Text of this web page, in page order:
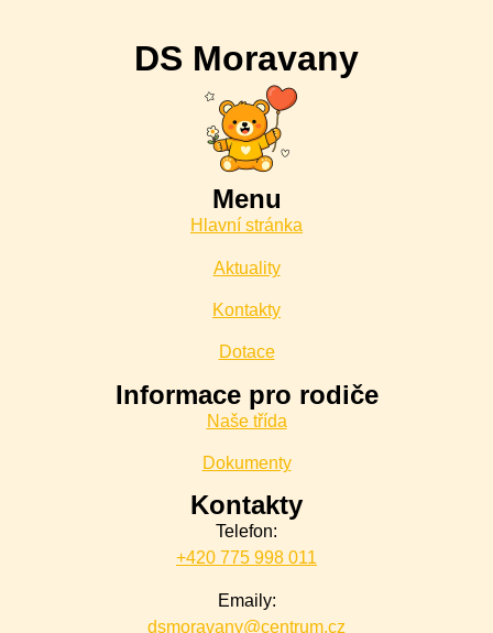
DS Moravany
Menu
Hlavní stránka
Aktuality
Kontakty
Dotace
Informace pro rodiče
Naše třída
Dokumenty
Kontakty
Telefon:
+420 775 998 011
Emaily:
dsmoravany@centrum.cz